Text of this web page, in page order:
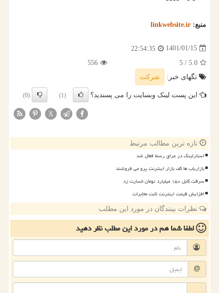
منبع: linkwebsite.ir
1401/01/15
22:54:35
5.0
/ 5
556
تگهای خبر:
شركت
این پست لینک وبسایت را می پسندید؟ (1)
(0)
X
تازه ترین مطالب مرتبط
استارلینک در عراق رسما فعال شد
بازاریاب ها کف بازار اینترنت پرو می فروشند
سرقت کابل ۱۵۰ میلیارد تومان خسارت زد
افزایش قیمت اینترنت ثابت مخابرات
نظرات بینندگان در مورد این مطلب
لطفا شما همدر مورد این مطلبنظر دهید